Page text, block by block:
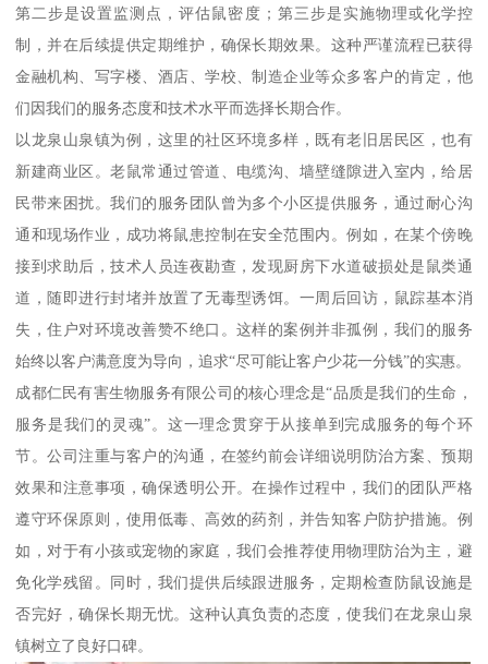
第二步是设置监测点，评估鼠密度；第三步是实施物理或化学控
制，并在后续提供定期维护，确保长期效果。这种严谨流程已获得
金融机构、写字楼、酒店、学校、制造企业等众多客户的肯定，他
们因我们的服务态度和技术水平而选择长期合作。
以龙泉山泉镇为例，这里的社区环境多样，既有老旧居民区，也有
新建商业区。老鼠常通过管道、电缆沟、墙壁缝隙进入室内，给居
民带来困扰。我们的服务团队曾为多个小区提供服务，通过耐心沟
通和现场作业，成功将鼠患控制在安全范围内。例如，在某个傍晚
接到求助后，技术人员连夜勘查，发现厨房下水道破损处是鼠类通
道，随即进行封堵并放置了无毒型诱饵。一周后回访，鼠踪基本消
失，住户对环境改善赞不绝口。这样的案例并非孤例，我们的服务
始终以客户满意度为导向，追求“尽可能让客户少花一分钱”的实惠。
成都仁民有害生物服务有限公司的核心理念是“品质是我们的生命，
服务是我们的灵魂”。这一理念贯穿于从接单到完成服务的每个环
节。公司注重与客户的沟通，在签约前会详细说明防治方案、预期
效果和注意事项，确保透明公开。在操作过程中，我们的团队严格
遵守环保原则，使用低毒、高效的药剂，并告知客户防护措施。例
如，对于有小孩或宠物的家庭，我们会推荐使用物理防治为主，避
免化学残留。同时，我们提供后续跟进服务，定期检查防鼠设施是
否完好，确保长期无忧。这种认真负责的态度，使我们在龙泉山泉
镇树立了良好口碑。